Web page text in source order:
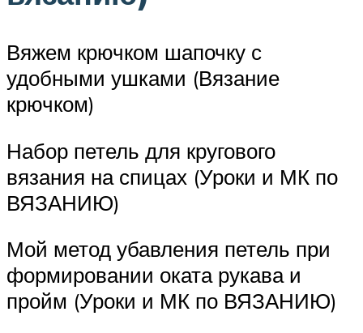
Вяжем крючком шапочку с
удобными ушками (Вязание
крючком)
Набор петель для кругового
вязания на спицах (Уроки и МК по
ВЯЗАНИЮ)
Мой метод убавления петель при
формировании оката рукава и
пройм (Уроки и МК по ВЯЗАНИЮ)